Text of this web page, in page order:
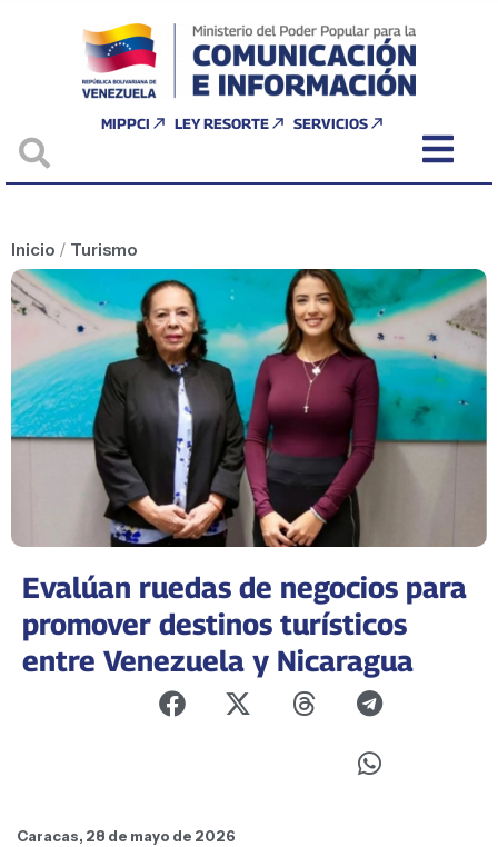
MIPPCI LEY RESORTE SERVICIOS
Inicio / Turismo
Evalúan ruedas de negocios para
promover destinos turísticos
entre Venezuela y Nicaragua
Caracas, 28 de mayo de 2026